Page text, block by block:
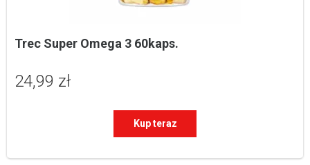
Trec Super Omega 3 60kaps.
24,99 zł
Kup teraz